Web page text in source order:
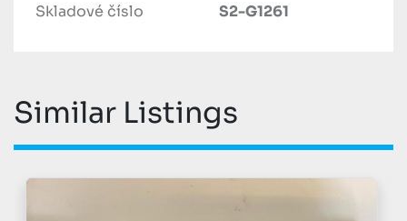
Skladové číslo
S2-G1261
Similar Listings